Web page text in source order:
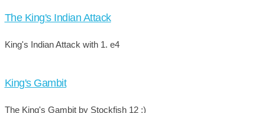
The King's Indian Attack
King's Indian Attack with 1. e4
King's Gambit
The King's Gambit by Stockfish 12 :)